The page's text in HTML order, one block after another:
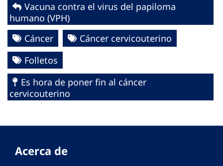
Vacuna contra el virus del papiloma
humano (VPH)
Cáncer
Cáncer cervicouterino
Folletos
Es hora de poner fin al cáncer
cervicouterino
Acerca de